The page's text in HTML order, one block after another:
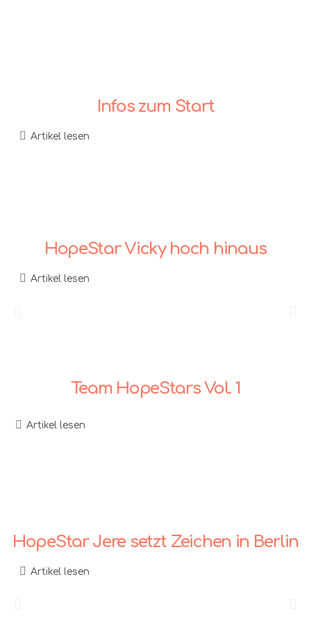
Infos zum Start
Artikel lesen
HopeStar Vicky hoch hinaus
Artikel lesen
Team HopeStars Vol. 1
Artikel lesen
HopeStar Jere setzt Zeichen in Berlin
Artikel lesen